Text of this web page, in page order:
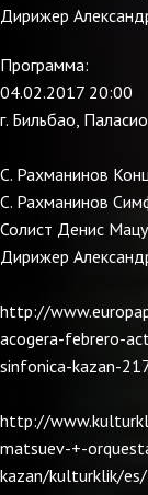
Дирижер
Программа:
04.02.2017 20:00
г. Бильбао,
С. Рахманинов
С. Рахманинов
Солист Денис
Дирижер
http://
acogera-febrero-
sinfonica-kazan-
http://
matsuev-+-
kazan/kulturklik/